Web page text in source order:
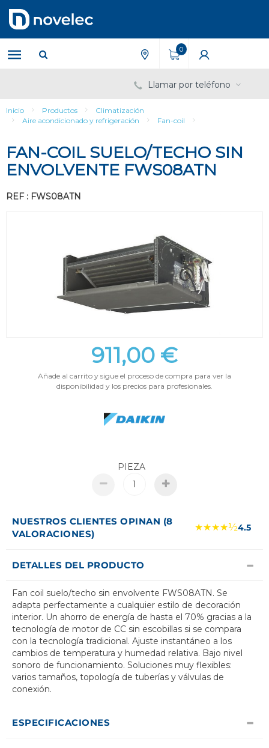
contenido
menú
de
navegación
0
Llamar por teléfono
Inicio Productos
Climatización
Aire acondicionado y refrigeración
Fan-coil
FAN-COIL SUELO/TECHO SIN
ENVOLVENTE FWS08ATN
REF : FWS08ATN
911,00 €
Añade al carrito y sigue el proceso de compra para ver la
disponibilidad y los precios para profesionales.
PIEZA
NUESTROS CLIENTES OPINAN (8
VALORACIONES)
★★★★½4.5
DETALLES DEL PRODUCTO
Fan coil suelo/techo sin envolvente FWS08ATN. Se
adapta perfectamente a cualquier estilo de decoración
interior. Un ahorro de energía de hasta el 70% gracias a la
tecnología de motor de CC sin escobillas si se compara
con la tecnología tradicional. Ajuste instantáneo a los
cambios de temperatura y humedad relativa. Bajo nivel
sonoro de funcionamiento. Soluciones muy flexibles:
varios tamaños, topología de tuberías y válvulas de
conexión.
ESPECIFICACIONES